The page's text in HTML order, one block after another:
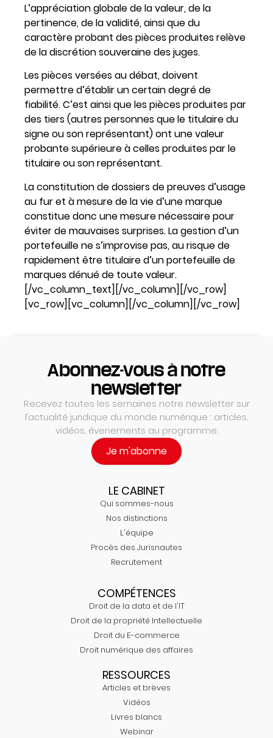
L’appréciation globale de la valeur, de la
pertinence, de la validité, ainsi que du
caractère probant des pièces produites relève
de la discrétion souveraine des juges.
Les pièces versées au débat, doivent
permettre d’établir un certain degré de
fiabilité. C’est ainsi que les pièces produites par
des tiers (autres personnes que le titulaire du
signe ou son représentant) ont une valeur
probante supérieure à celles produites par le
titulaire ou son représentant.
La constitution de dossiers de preuves d’usage
au fur et à mesure de la vie d’une marque
constitue donc une mesure nécessaire pour
éviter de mauvaises surprises. La gestion d’un
portefeuille ne s’improvise pas, au risque de
rapidement être titulaire d’un portefeuille de
marques dénué de toute valeur.
[/vc_column_text][/vc_column][/vc_row]
[vc_row][vc_column][/vc_column][/vc_row]
Abonnez-vous à notre
newsletter
Recevez toutes les semaines notre newsletter sur
l’actualité juridique du monde numérique : articles,
vidéos, évenements au programme.
Je m'abonne
LE CABINET
Qui sommes-nous
Nos distinctions
L'équipe
Procès des Jurisnautes
Recrutement
COMPÉTENCES
Droit de la data et de l'IT
Droit de la propriété Intellectuelle
Droit du E-commerce
Droit numérique des affaires
RESSOURCES
Articles et brèves
Vidéos
Livres blancs
Webinar